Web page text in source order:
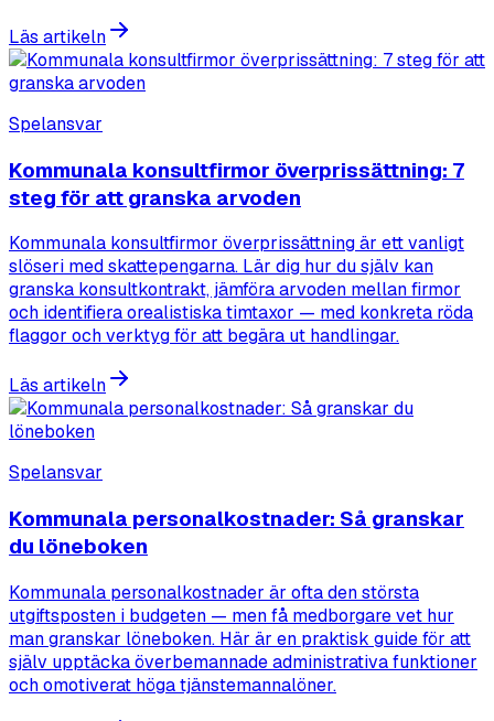
Läs artikeln
Spelansvar
Kommunala konsultfirmor överprissättning: 7
steg för att granska arvoden
Kommunala konsultfirmor överprissättning är ett vanligt
slöseri med skattepengarna. Lär dig hur du själv kan
granska konsultkontrakt, jämföra arvoden mellan firmor
och identifiera orealistiska timtaxor — med konkreta röda
flaggor och verktyg för att begära ut handlingar.
Läs artikeln
Spelansvar
Kommunala personalkostnader: Så granskar
du löneboken
Kommunala personalkostnader är ofta den största
utgiftsposten i budgeten — men få medborgare vet hur
man granskar löneboken. Här är en praktisk guide för att
själv upptäcka överbemannade administrativa funktioner
och omotiverat höga tjänstemannalöner.